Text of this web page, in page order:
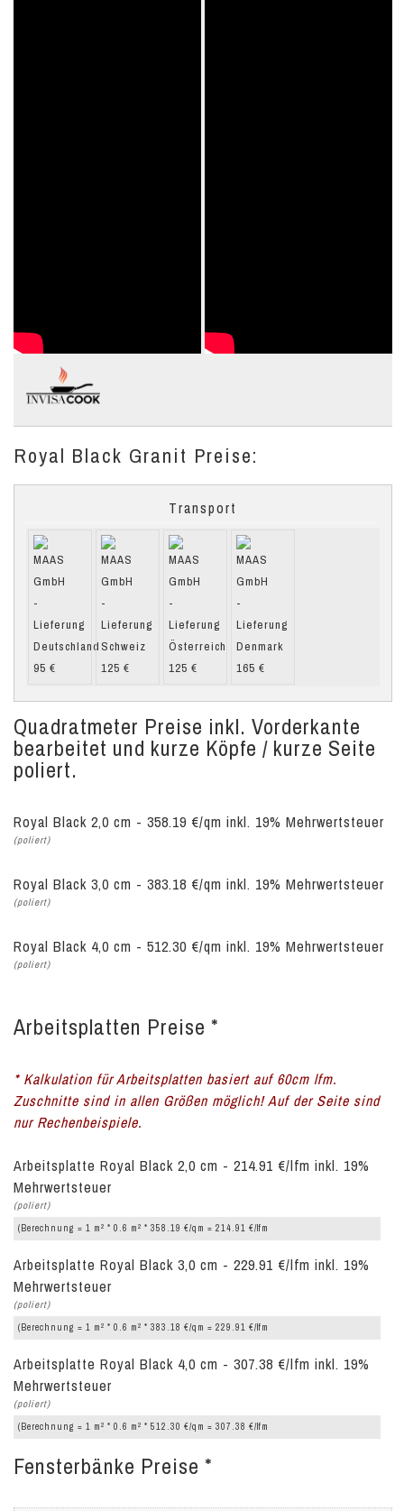
Royal Black Granit Preise:
Transport
Quadratmeter Preise inkl. Vorderkante
bearbeitet und kurze Köpfe / kurze Seite
poliert.
Royal Black 2,0 cm - 358.19 €/qm inkl. 19% Mehrwertsteuer
(poliert)
Royal Black 3,0 cm - 383.18 €/qm inkl. 19% Mehrwertsteuer
(poliert)
Royal Black 4,0 cm - 512.30 €/qm inkl. 19% Mehrwertsteuer
(poliert)
Arbeitsplatten Preise *
* Kalkulation für Arbeitsplatten basiert auf 60cm lfm.
Zuschnitte sind in allen Größen möglich! Auf der Seite sind
nur Rechenbeispiele.
Arbeitsplatte Royal Black 2,0 cm - 214.91 €/lfm inkl. 19%
Mehrwertsteuer
(poliert)
(Berechnung = 1 m 2 * 0.6 m 2 * 358.19 €/qm = 214.91 €/lfm
Arbeitsplatte Royal Black 3,0 cm - 229.91 €/lfm inkl. 19%
Mehrwertsteuer
(poliert)
(Berechnung = 1 m 2 * 0.6 m 2 * 383.18 €/qm = 229.91 €/lfm
Arbeitsplatte Royal Black 4,0 cm - 307.38 €/lfm inkl. 19%
Mehrwertsteuer
(poliert)
(Berechnung = 1 m 2 * 0.6 m 2 * 512.30 €/qm = 307.38 €/lfm
Fensterbänke Preise *